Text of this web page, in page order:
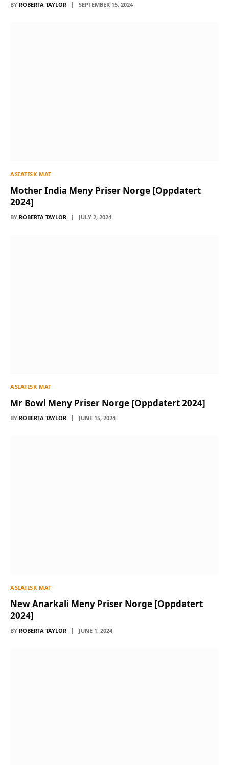
BY ROBERTA TAYLOR SEPTEMBER 15, 2024
ASIATISK MAT
Mother India Meny Priser Norge [Oppdatert
2024]
BY ROBERTA TAYLOR JULY 2, 2024
ASIATISK MAT
Mr Bowl Meny Priser Norge [Oppdatert 2024]
BY ROBERTA TAYLOR JUNE 15, 2024
ASIATISK MAT
New Anarkali Meny Priser Norge [Oppdatert
2024]
BY ROBERTA TAYLOR JUNE 1, 2024